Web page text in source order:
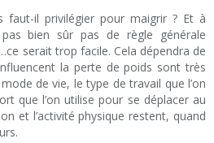
faut-il privilégier pour maigrir ? Et à
bien sûr pas de règle générale
serait trop facile. Cela dépendra de
la perte de poids sont très
de vie, le type de travail que l’on
que l’on utilise pour se déplacer au
et l’activité physique restent, quand